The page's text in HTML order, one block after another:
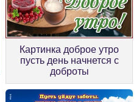
Картинка доброе утро
пусть день начнется с
доброты